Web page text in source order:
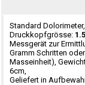
Standard
Druckkopfgrösse:
Messgerät zur
Gramm Schritten oder
Masseinheit),
6cm,
Geliefert in